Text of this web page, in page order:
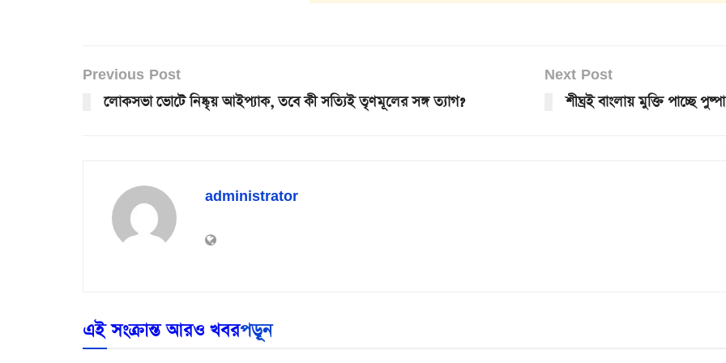
Previous Post
লোকসভা ভোটে নিষ্কৃয় আইপ্যাক, তবে কী সত্যিই তৃণমূলের সঙ্গ ত্যাগ?
Next Post
শীঘ্রই বাংলায় মুক্তি পাচ্ছে
administrator
এই সংক্রান্ত আরও খবরপড়ূন